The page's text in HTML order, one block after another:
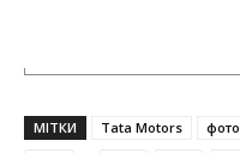
МІТКИ Tata Motors фото